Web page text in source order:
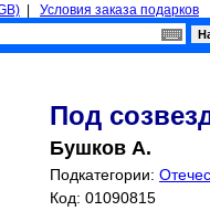
Условия заказа подарков
Под
Бушков А.
Подкатегории:
Код: 01090815